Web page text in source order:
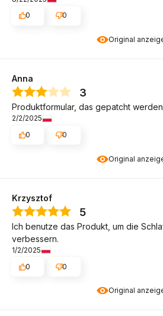
Original
0
0
Original
Anna
3
Produktformular, das gepatcht
2/2/2025
0
0
Original
Krzysztof
5
Ich benutze das Produkt, um die
verbessern.
1/2/2025
0
0